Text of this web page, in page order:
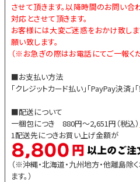
させて頂きます。以降時間のお問い
対応とさせて頂きます。
お客様には大変ご迷惑をおかけ致し
願い致します。
（※お急ぎの際はお電話にてご一報くだ
■お支払い方法
「クレジットカード払い」「PayPay決済」
■配送について
一梱包につき 880円～2,651円（税込）
1配送先につきお買い上げ金額が
（※沖縄・北海道・九州地方・他離島
ます。）